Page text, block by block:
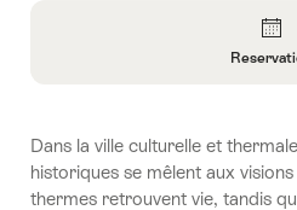
sur
Reservation
Dans la ville culturelle et
historiques se mêlent aux
thermes retrouvent vie, tandis